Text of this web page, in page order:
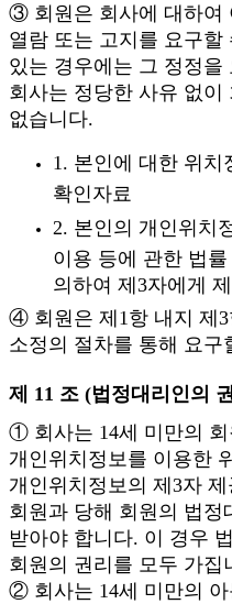
③ 회원은 회사에 대하여
열람 또는 고지를 요구
있는 경우에는 그 정정을
회사는 정당한 사유 없이
없습니다.
1. 본인에 대한 위치
확인자료
2. 본인의 개인위치
이용 등에 관한 법
의하여 제3자에게
④ 회원은 제1항 내지 제3
소정의 절차를 통해 요구
제 11 조 (법정대리인의
① 회사는 14세 미만의
개인위치정보를 이용한
개인위치정보의 제3자
회원과 당해 회원의 법정
받아야 합니다. 이 경우
회원의 권리를 모두 가집
② 회사는 14세 미만의